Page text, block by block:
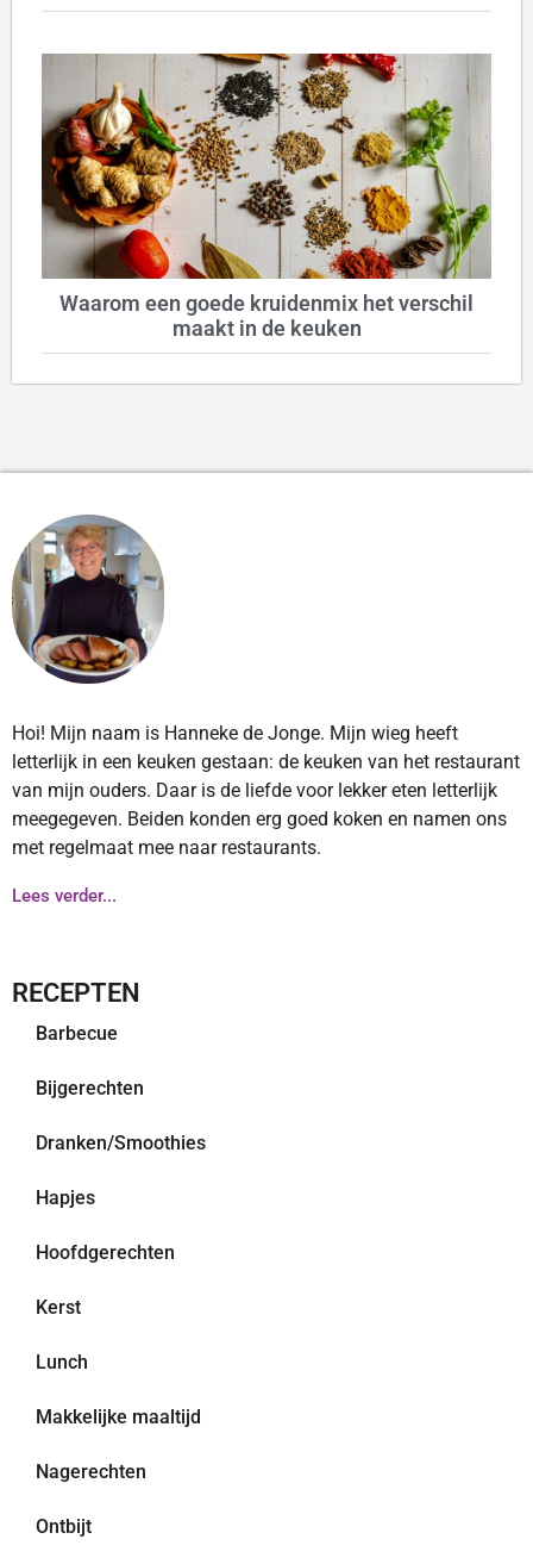
Waarom een goede kruidenmix het verschil
maakt in de keuken
Hoi! Mijn naam is Hanneke de Jonge. Mijn wieg heeft
letterlijk in een keuken gestaan: de keuken van het restaurant
van mijn ouders. Daar is de liefde voor lekker eten letterlijk
meegegeven. Beiden konden erg goed koken en namen ons
met regelmaat mee naar restaurants.
Lees verder...
RECEPTEN
Barbecue
Bijgerechten
Dranken/Smoothies
Hapjes
Hoofdgerechten
Kerst
Lunch
Makkelijke maaltijd
Nagerechten
Ontbijt